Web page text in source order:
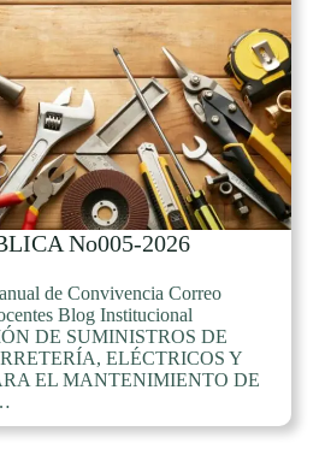
No005-2026
de Convivencia Correo
Blog Institucional
DE SUMINISTROS DE
ELÉCTRICOS Y
EL MANTENIMIENTO DE